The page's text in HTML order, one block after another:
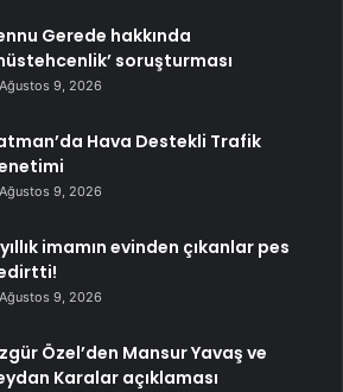
Gerede hakkında
soruşturması
Ağustos 9, 2026
Hava Destekli Trafik
Ağustos 9, 2026
yıllık imamın evinden çıkanlar pes
Ağustos 9, 2026
Özel’den Mansur Yavaş ve
Karalar açıklaması